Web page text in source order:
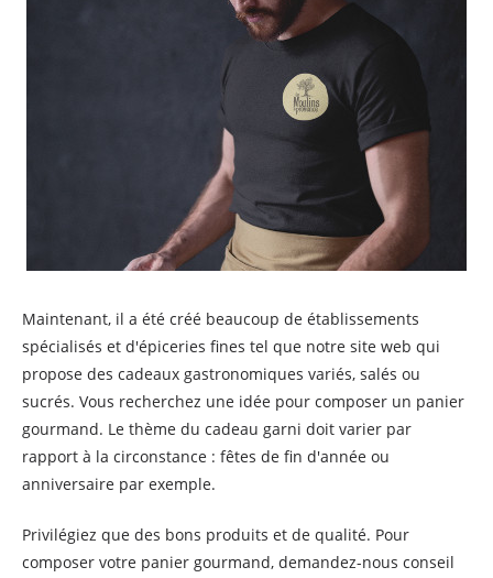
Maintenant, il a été créé beaucoup de établissements
spécialisés et d'épiceries fines tel que notre site web qui
propose des cadeaux gastronomiques variés, salés ou
sucrés. Vous recherchez une idée pour composer un panier
gourmand. Le thème du cadeau garni doit varier par
rapport à la circonstance : fêtes de fin d'année ou
anniversaire par exemple.
Privilégiez que des bons produits et de qualité. Pour
composer votre panier gourmand, demandez-nous conseil